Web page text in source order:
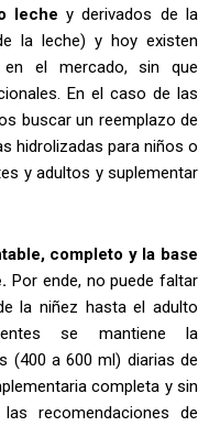
lechey derivados de la
la leche) y hoy existen
el mercado, sin que
En el caso de las
buscar un reemplazo de
hidrolizadas para niños o
y adultos y suplementar
completo y la base
Por ende, no puede faltar
la niñez hasta el adulto
se mantiene la
(400 a 600 ml) diarias de
completa y sin
recomendaciones de